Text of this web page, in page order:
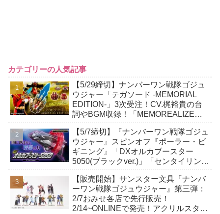
カテゴリーの人気記事
【5/29締切】ナンバーワン戦隊ゴジュ
ウジャー「テガソード -MEMORIAL
EDITION-」3次受注！CV.梶裕貴の台
詞やBGM収録！「MEMOREALIZE
【5/7締切】『ナンバーワン戦隊ゴジュ
ウジャー』スピンオフ『ポーラー・ビ
ギニング』「DXオルカブースター
5050(ブラックver.)」「センタイリング
付属！
【販売開始】サンスター文具『ナンバ
ーワン戦隊ゴジュウジャー』第三弾：
2/7おみせ各店で先行販売！
2/14~ONLINEで発売！アクリルスタン